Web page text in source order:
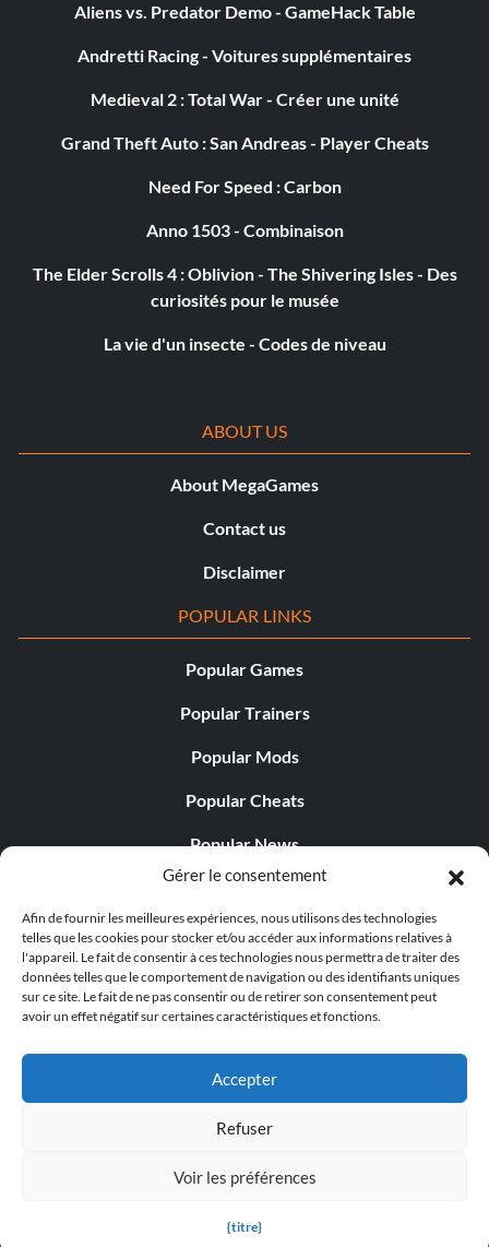
Gérer le consentement
Afin de fournir les meilleures expériences, nous utilisons des technologies
telles que les cookies pour stocker et/ou accéder aux informations relatives à
l'appareil. Le fait de consentir à ces technologies nous permettra de traiter des
données telles que le comportement de navigation ou des identifiants uniques
sur ce site. Le fait de ne pas consentir ou de retirer son consentement peut
avoir un effet négatif sur certaines caractéristiques et fonctions.
Accepter
Refuser
Voir les préférences
{titre}
Aliens vs. Predator Demo - GameHack Table
Andretti Racing - Voitures supplémentaires
Medieval 2 : Total War - Créer une unité
Grand Theft Auto : San Andreas - Player Cheats
Need For Speed : Carbon
Anno 1503 - Combinaison
The Elder Scrolls 4 : Oblivion - The Shivering Isles - Des
curiosités pour le musée
La vie d'un insecte - Codes de niveau
ABOUT US
About MegaGames
Contact us
Disclaimer
POPULAR LINKS
Popular Games
Popular Trainers
Popular Mods
Popular Cheats
Popular News
Popular Editorials
Popular Free Games
LATEST UPDATES
© 1998 - 2026 MegaGames.com All rights reserved
Settings